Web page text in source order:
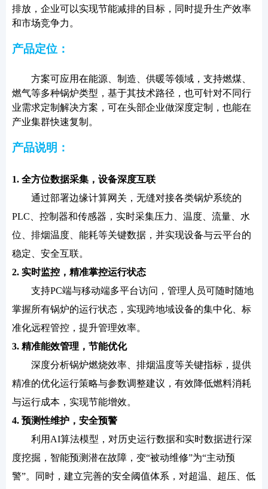
排放，企业可以实现节能减排的目标，同时提升生产效率
和市场竞争力。
产品定位：
方案可应用在能源、制造、供暖等领域，支持燃煤、
燃气等多种锅炉类型，基于其技术路径，也可针对不同行
业需求定制解决方案， 可在头部企业做深度定制，也能在
产业集群快速复制 。
产品说明：
1. 全方位数据采集，设备深度互联
通过部署边缘计算网关，无缝对接各类锅炉系统的
PLC、控制器和传感器，实时采集压力、温度、流量、水
位、排烟温度、能耗等关键数据，并实现设备与云平台的
稳定、安全互联。
2. 实时监控，精准掌控运行状态
支持PC端与移动端多平台访问，管理人员可随时随地
掌握所有锅炉的运行状态，实现跨地域设备的集中化、标
准化远程管控，提升管理效率。
3. 精准能效管理，节能优化
深度分析锅炉燃烧效率、排烟温度等关键指标，提供
精准的优化运行策略与参数调整建议，有效降低燃料消耗
与运行成本，实现节能增效。
4. 预测性维护，安全预警
利用AI算法模型，对历史运行数据和实时数据进行深
度挖掘，智能预测潜在故障，变“被动维修”为“主动预
警”。同时，建立完善的安全阈值体系，对超温、超压、低